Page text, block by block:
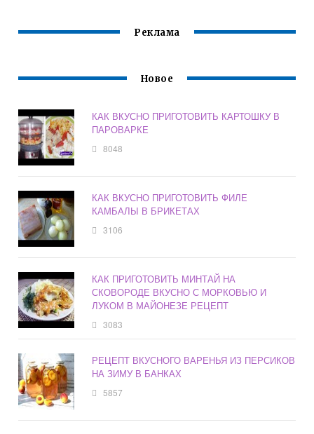
Реклама
Новое
КАК ВКУСНО ПРИГОТОВИТЬ КАРТОШКУ В
ПАРОВАРКЕ
8048
КАК ВКУСНО ПРИГОТОВИТЬ ФИЛЕ
КАМБАЛЫ В БРИКЕТАХ
3106
КАК ПРИГОТОВИТЬ МИНТАЙ НА
СКОВОРОДЕ ВКУСНО С МОРКОВЬЮ И
ЛУКОМ В МАЙОНЕЗЕ РЕЦЕПТ
3083
РЕЦЕПТ ВКУСНОГО ВАРЕНЬЯ ИЗ ПЕРСИКОВ
НА ЗИМУ В БАНКАХ
5857